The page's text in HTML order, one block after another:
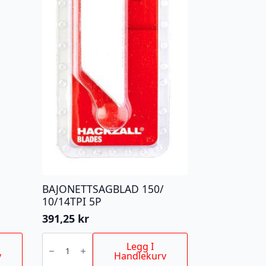
BAJONETTSAGBLAD 150/
10/14TPI 5P
391,25 kr
BAJONETTSAGBLAD
10/14TPI Legg I
Handlekurv